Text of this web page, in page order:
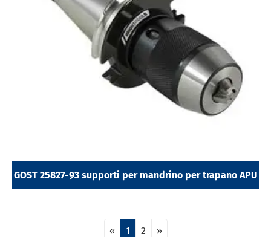
GOST 25827-93 supporti per mandrino per trapano APU
« 1 2 »